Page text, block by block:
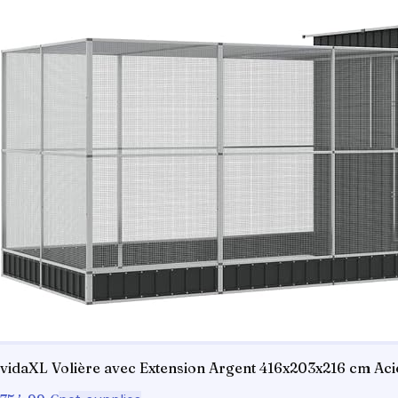
vidaXL Volière avec Extension Argent 416x203x216 cm